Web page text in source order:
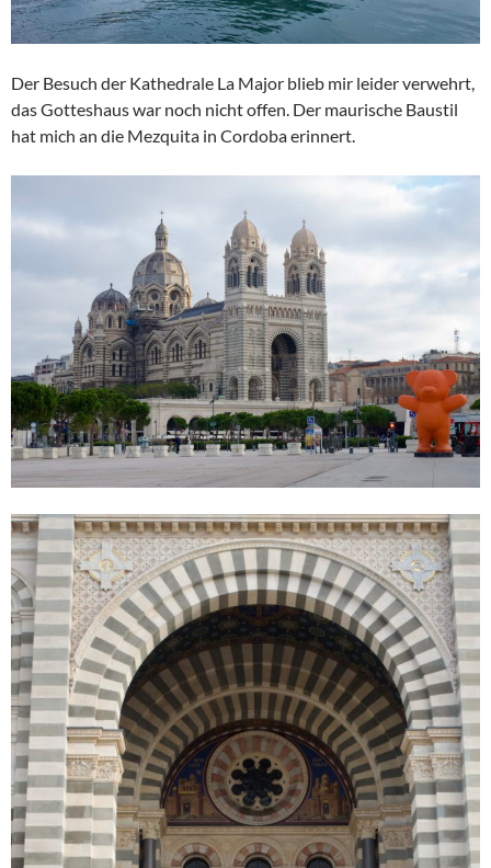
Der Besuch der Kathedrale La Major blieb mir leider verwehrt,
das Gotteshaus war noch nicht offen. Der maurische Baustil
hat mich an die Mezquita in Cordoba erinnert.